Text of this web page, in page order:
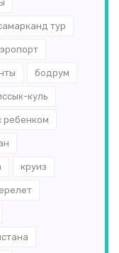
тур
бодрум
куль
ребенком
круиз